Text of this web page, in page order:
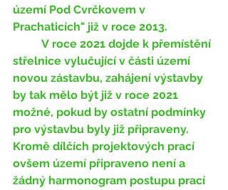
území Pod Cvrčkovem v
Prachaticích" již v roce 2013.
střelnice vylučující v části území
novou zástavbu, zahájení výstavby
by tak mělo být již v roce 2021
možné, pokud by ostatní podmínky
pro výstavbu byly již připraveny.
Kromě dílčích projektových prací
ovšem území připraveno není a
žádný harmonogram postupu prací